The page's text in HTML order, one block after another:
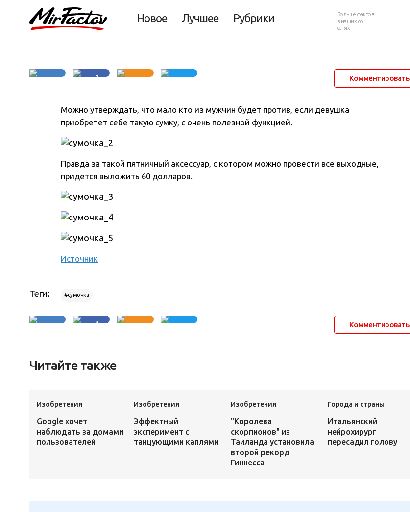
Новое Лучшее Рубрики
Больше фактов
в наших соц.
сетях
1 Комментировать
Можно утверждать, что мало кто из мужчин будет против, если девушка
приобретет себе такую сумку, с очень полезной функцией.
Правда за такой пятничный аксессуар, с котором можно провести все выходные,
придется выложить 60 долларов.
Источник
Теги: #сумочка
1 Комментировать
Читайте также
Изобретения
Google хочет
наблюдать за домами
пользователей
Изобретения
Эффектный
эксперимент с
танцующими каплями
Изобретения
"Королева
скорпионов" из
Таиланда установила
второй рекорд
Гиннесса
Города и страны
Итальянский
нейрохирург
пересадил голову